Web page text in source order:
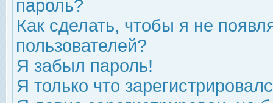
пароль?
Как сделать, чтобы я не
пользователей?
Я забыл пароль!
Я только что